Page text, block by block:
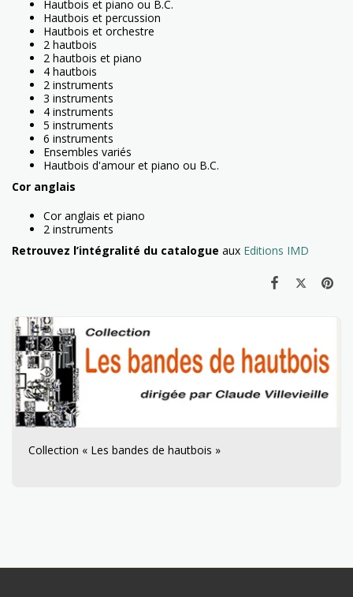
Hautbois et piano ou B.C.
Hautbois et percussion
Hautbois et orchestre
2 hautbois
2 hautbois et piano
4 hautbois
2 instruments
3 instruments
4 instruments
5 instruments
6 instruments
Ensembles variés
Hautbois d'amour et piano ou B.C.
Cor anglais
Cor anglais et piano
2 instruments
Retrouvez l’intégralité du catalogue aux Editions IMD
Collection « Les bandes de hautbois »